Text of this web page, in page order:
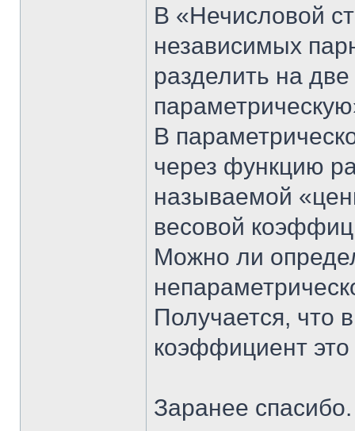
В «Нечисловой
независимых
разделить на
В
через функцию
называемой
весовой
Можно ли
Получается, что
коэффициент это
Заранее спасибо.